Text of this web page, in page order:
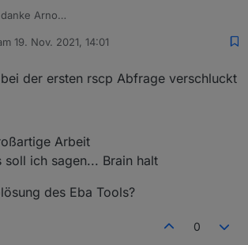
danke Arno
19. Nov. 2021, 14:01
von
der ersten rscp Abfrage verschluckt
Arbeit
soll ich sagen... Brain halt
des Eba Tools?
0